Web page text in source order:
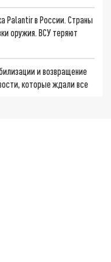
Palantir в России. Страны
оружия. ВСУ теряют
и возвращение
которые ждали все